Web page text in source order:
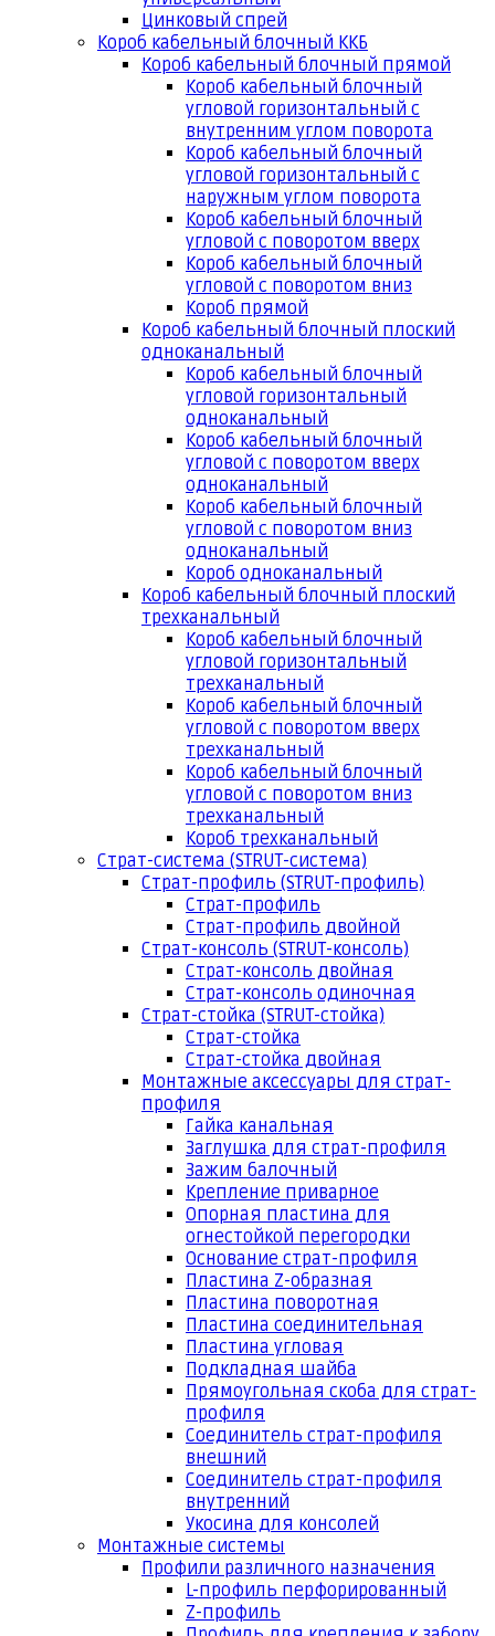
Цинковый спрей
Короб кабельный блочный ККБ
Короб кабельный блочный прямой
Короб кабельный блочный
угловой горизонтальный с
внутренним углом поворота
Короб кабельный блочный
угловой горизонтальный с
наружным углом поворота
Короб кабельный блочный
угловой с поворотом вверх
Короб кабельный блочный
угловой с поворотом вниз
Короб прямой
Короб кабельный блочный плоский
одноканальный
Короб кабельный блочный
угловой горизонтальный
одноканальный
Короб кабельный блочный
угловой с поворотом вверх
одноканальный
Короб кабельный блочный
угловой с поворотом вниз
одноканальный
Короб одноканальный
Короб кабельный блочный плоский
трехканальный
Короб кабельный блочный
угловой горизонтальный
трехканальный
Короб кабельный блочный
угловой с поворотом вверх
трехканальный
Короб кабельный блочный
угловой с поворотом вниз
трехканальный
Короб трехканальный
Страт-система (STRUT-система)
Страт-профиль (STRUT-профиль)
Страт-профиль
Страт-профиль двойной
Страт-консоль (STRUT-консоль)
Страт-консоль двойная
Страт-консоль одиночная
Страт-стойка (STRUT-стойка)
Страт-стойка
Страт-стойка двойная
Монтажные аксессуары для страт-
профиля
Гайка канальная
Заглушка для страт-профиля
Зажим балочный
Крепление приварное
Опорная пластина для
огнестойкой перегородки
Основание страт-профиля
Пластина Z-образная
Пластина поворотная
Пластина соединительная
Пластина угловая
Подкладная шайба
Прямоугольная скоба для страт-
профиля
Соединитель страт-профиля
внешний
Соединитель страт-профиля
внутренний
Укосина для консолей
Монтажные системы
Профили различного назначения
L-профиль перфорированный
Z-профиль